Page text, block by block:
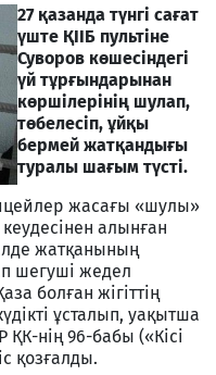
27 қазанда түнгі сағат
үште ҚІІБ пультіне
Суворов көшесіндегі
үй тұрғындарынан
көршілерінің шулап,
төбелесіп, ұйқы
бермей жатқандығы
туралы шағым түсті.
жасағы «шулы»
алынған
жатқанының
шегуші жедел
болған жігіттің
ұсталып, уақытша
нің 96-бабы («Кісі
қозғалды.